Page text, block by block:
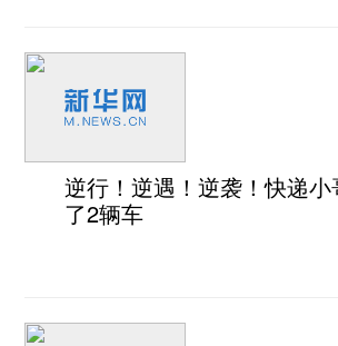
逆行！逆遇！逆袭！快递
了2辆车